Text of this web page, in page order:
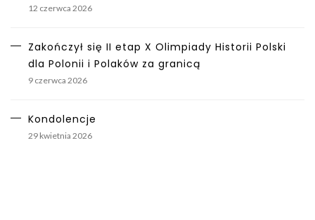
12 czerwca 2026
Zakończył się II etap X Olimpiady Historii Polski
dla Polonii i Polaków za granicą
9 czerwca 2026
Kondolencje
29 kwietnia 2026